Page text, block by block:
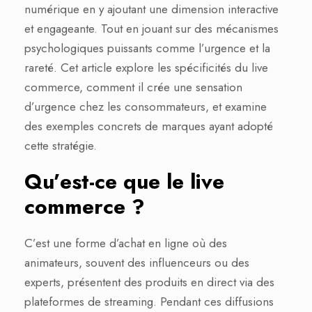
numérique en y ajoutant une dimension interactive
et engageante. Tout en jouant sur des mécanismes
psychologiques puissants comme l’urgence et la
rareté. Cet article explore les spécificités du live
commerce, comment il crée une sensation
d’urgence chez les consommateurs, et examine
des exemples concrets de marques ayant adopté
cette stratégie.
Qu’est-ce que le live
commerce ?
C’est une forme d’achat en ligne où des
animateurs, souvent des influenceurs ou des
experts, présentent des produits en direct via des
plateformes de streaming. Pendant ces diffusions